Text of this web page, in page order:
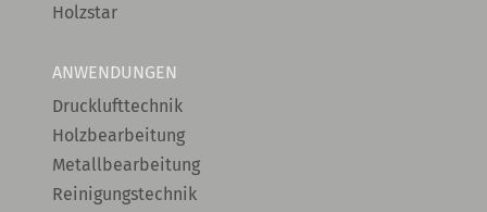
Holzstar
ANWENDUNGEN
Drucklufttechnik
Holzbearbeitung
Metallbearbeitung
Reinigungstechnik